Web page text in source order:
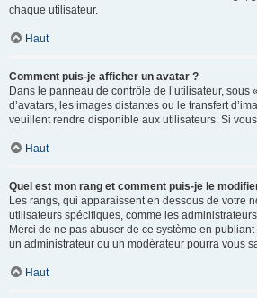
chaque utilisateur.
Haut
Comment puis-je afficher un avatar ?
Dans le panneau de contrôle de l’utilisateur,
d’avatars, les images distantes ou le transfert
veuillent rendre disponible aux utilisateurs. Si
Haut
Quel est mon rang et comment puis-je le
Les rangs, qui apparaissent en dessous de votre
utilisateurs spécifiques, comme les
Merci de ne pas abuser de ce système en
un administrateur ou un modérateur pourra vous
Haut